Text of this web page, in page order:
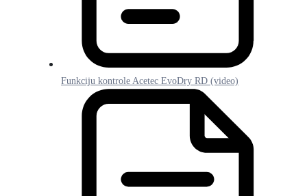
Funkciju kontrole Acetec EvoDry RD (video)